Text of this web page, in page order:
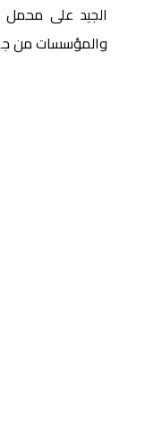
الجيد على محمل
والمؤسسات من